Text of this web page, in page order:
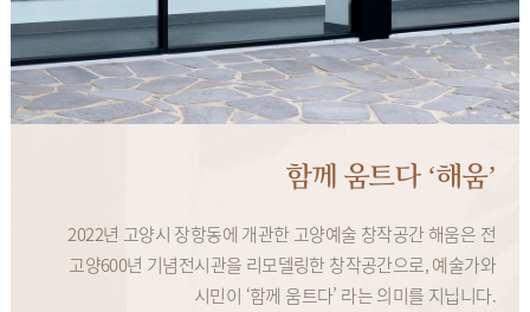
함께 움트다 ‘해움’
2022년 고양시 장항동에 개관한 고양예술 창작공간 해움은 전
고양600년 기념전시관을 리모델링한 창작공간으로, 예술가와
시민이 ‘함께 움트다’ 라는 의미를 지닙니다.